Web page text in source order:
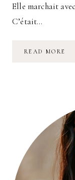
Elle marchait
C’était…
READ MORE